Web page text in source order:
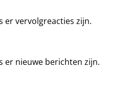
er vervolgreacties zijn.
er nieuwe berichten zijn.